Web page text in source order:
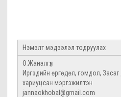
Нэмэлт мэдээлэл тодруулах
О.Жаналгүл
Иргэдийн өргөдөл, гомдол,
хариуцсан мэргэжилтэн
jannaokhobal@gmail.com